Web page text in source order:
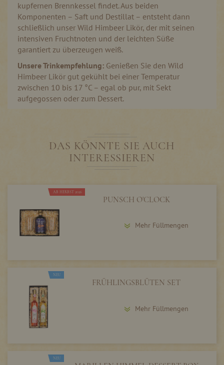
kupfernen Brennkessel findet. Aus beiden
Komponenten – Saft und Destillat – entsteht dann
schließlich unser Wild Himbeer Likör, der mit seinen
intensiven Fruchtnoten und der leichten Süße
garantiert zu überzeugen weiß.
Unsere Trinkempfehlung: Genießen Sie den Wild
Himbeer Likör gut gekühlt bei einer Temperatur
zwischen 10 bis 17 °C – egal ob pur, mit Sekt
aufgegossen oder zum Dessert.
DAS KÖNNTE SIE AUCH
INTERESSIEREN
AB HERBST 2026
PUNSCH O'CLOCK
Mehr Füllmengen
NEU
FRÜHLINGSBLÜTEN SET
Mehr Füllmengen
NEU